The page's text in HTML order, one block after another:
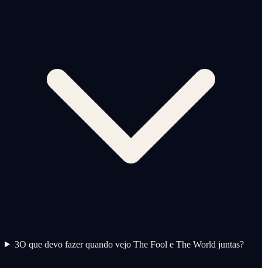
3O que devo fazer quando vejo The Fool e The World juntas?